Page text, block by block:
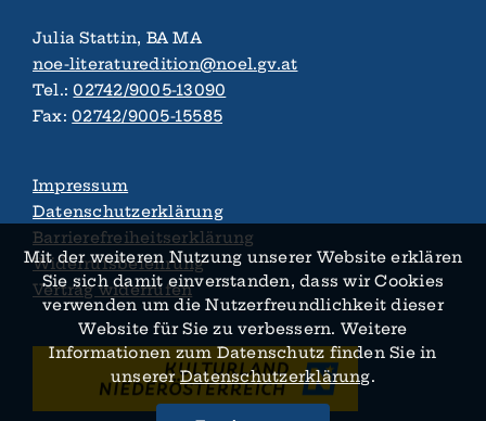
Julia Stattin, BA MA
noe-literaturedition@noel.gv.at
Tel.:02742/9005-13090
Fax:02742/9005-15585
Impressum
Datenschutzerklärung
Barrierefreiheitserklärung
Widerrufsbelehrung
Vertrag widerrufen
Mit der weiteren Nutzung unserer Website erklären
Sie sich damit ein­verstanden, dass wir Cookies
verwenden um die Nutzer­­freundlichkeit dieser
Website für Sie zu verbessern. Weitere
Informationen zum Daten­schutz finden Sie in
unsererDatenschutz­­erklärung.